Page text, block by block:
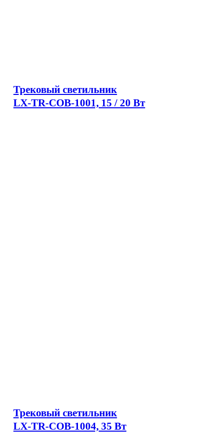
Трековый светильник
LX-TR-COB-1001, 15 / 20 Вт
Трековый светильник
LX-TR-COB-1004, 35 Вт